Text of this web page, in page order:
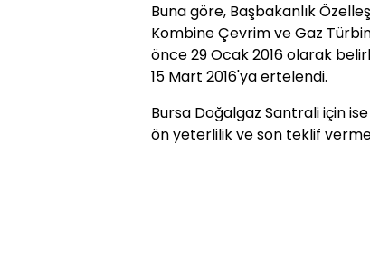
Buna göre, Başbakanlık
Kombine Çevrim ve Gaz
önce 29 Ocak 2016 olarak
15 Mart 2016'ya ertelendi.
Bursa Doğalgaz Santrali için
ön yeterlilik ve son teklif